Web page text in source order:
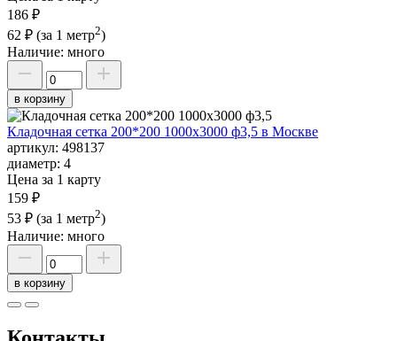
186 ₽
62 ₽ (за 1 метр2)
Наличие: много
в корзину
Кладочная сетка 200*200 1000х3000 ф3,5 в Москве
артикул: 498137
диаметр: 4
Цена за 1 карту
159 ₽
53 ₽ (за 1 метр2)
Наличие: много
в корзину